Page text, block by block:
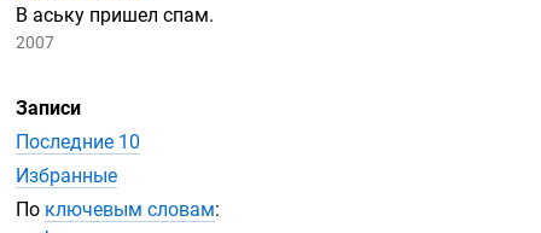
В аську пришел спам.
2007
Записи
Последние 10
Избранные
По ключевым словам: